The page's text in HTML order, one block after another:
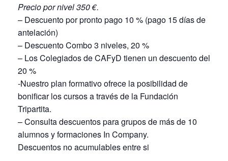
Precio por nivel 350 €.
– Descuento por pronto pago 10 % (pago 15 días de
antelación)
– Descuento Combo 3 niveles, 20 %
– Los Colegiados de CAFyD tienen un descuento del
20 %
-Nuestro plan formativo ofrece la posibilidad de
bonificar los cursos a través de la Fundación
Tripartita.
– Consulta descuentos para grupos de más de 10
alumnos y formaciones In Company.
Descuentos no acumulables entre si